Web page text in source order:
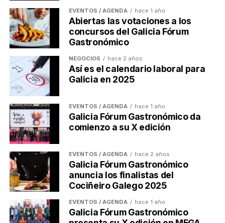
En estos espacios con mucho calor acumulado,
Issga resalta lo importante que es el sistema de
aclimatación
. Aquí, hace especial hincapié en
trabajadores que se incorporan por primera vez al
puesto de trabajo o sustituyen a compañeros durante
las vacaciones. Los expertos afirman quenuestro
organismo necesita entre siete y catorce días para
adaptarse plenamente a estas condiciones
trabajo. Aconsejan, por tanto, disminuir inicialmente
la jornada o la carga de trabajo e incrementarla de
forma progresiva.
Adaptar los horarios y facilitar
zonas de descanso, las
principales recomendaciones
de la Xunta
EVENTOS / AGENDA hace 1 año
Abiertas las votaciones a los
concursos del Galicia Fórum
Gastronómico
NEGOCIOS hace 2 años
Así es el calendario laboral para
Galicia en 2025
EVENTOS / AGENDA hace 1 año
Galicia Fórum Gastronómico da
comienzo a su X edición
EVENTOS / AGENDA hace 2 años
Galicia Fórum Gastronómico
anuncia los finalistas del
Cociñeiro Galego 2025
EVENTOS / AGENDA hace 1 año
Galicia Fórum Gastronómico